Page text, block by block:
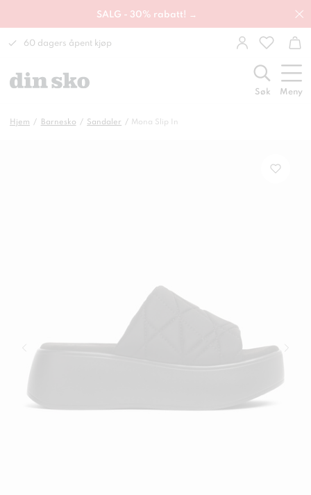
SALG - 30% rabatt! →
60 dagers åpent kjøp
Søk Meny
Hjem Barnesko Sandaler Mona Slip In